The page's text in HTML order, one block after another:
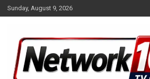
Skip
to
Sunday, August 9, 2026